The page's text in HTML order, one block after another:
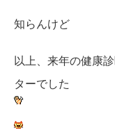
知らんけど
以上、来年の健康
ターでした